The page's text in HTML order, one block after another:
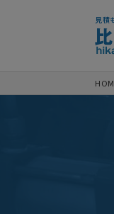
見積